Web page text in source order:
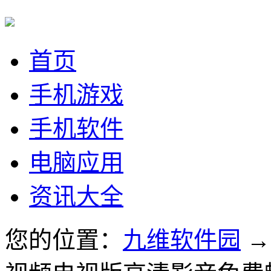
首页
手机游戏
手机软件
电脑应用
资讯大全
您的位置： 九维软件园